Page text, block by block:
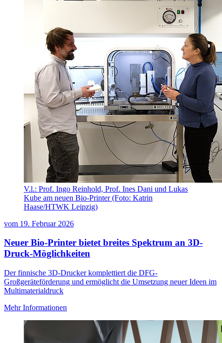
V.l.: Prof. Ingo Reinhold, Prof. Ines Dani und Lukas
Kube am neuen Bio-Printer (Foto: Katrin
Haase/HTWK Leipzig)
vom 19. Februar 2026
Neuer Bio-Printer bietet breites Spektrum an 3D-
Druck-Möglichkeiten
Der finnische 3D-Drucker komplettiert die DFG-
Großgeräteförderung und ermöglicht die Umsetzung neuer Ideen im
Multimaterialdruck
Mehr Informationen